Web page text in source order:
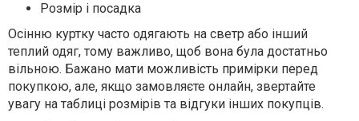
Розмір і посадка
Осінню куртку часто одягають на светр або інший
теплий одяг, тому важливо, щоб вона була достатньо
вільною. Бажано мати можливість примірки перед
покупкою, але, якщо замовляєте онлайн, звертайте
увагу на таблиці розмірів та відгуки інших покупців.